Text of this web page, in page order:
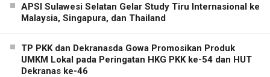
APSI Sulawesi Selatan Gelar Study Tiru Internasional ke
Malaysia, Singapura, dan Thailand
TP PKK dan Dekranasda Gowa Promosikan Produk
UMKM Lokal pada Peringatan HKG PKK ke-54 dan HUT
Dekranas ke-46